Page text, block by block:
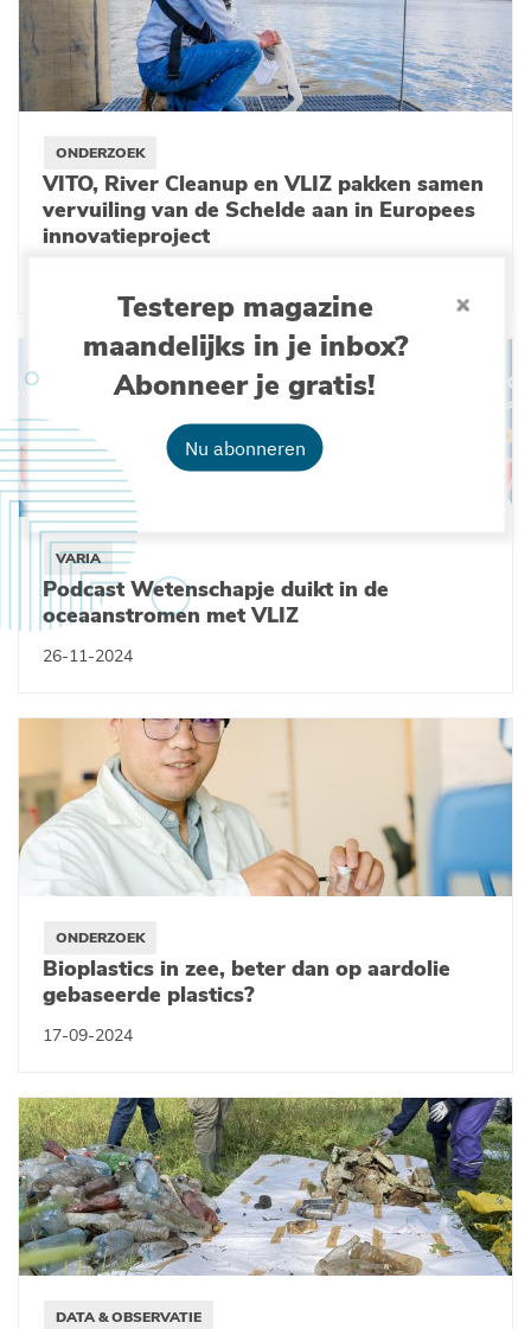
Testerep magazine
maandelijks in je inbox?
Abonneer je gratis!
Nu abonneren
ONDERZOEK
VITO, River Cleanup en VLIZ pakken samen
vervuiling van de Schelde aan in Europees
innovatieproject
VARIA
Podcast Wetenschapje duikt in de
oceaanstromen met VLIZ
26-11-2024
ONDERZOEK
Bioplastics in zee, beter dan op aardolie
gebaseerde plastics?
17-09-2024
DATA & OBSERVATIE